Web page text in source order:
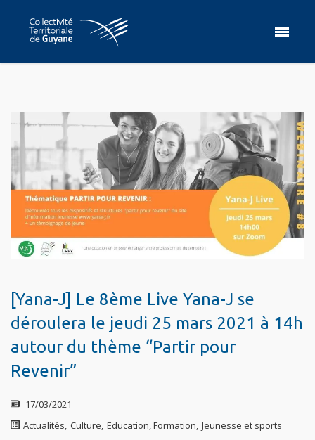
[Yana-J] Le 8ème Live Yana-J se
déroulera le jeudi 25 mars 2021 à 14h
autour du thème “Partir pour
Revenir”
17/03/2021
Actualités, Culture, Education, Formation, Jeunesse et sports